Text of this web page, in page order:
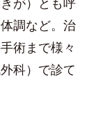
調など。治
術まで様々
科）で診て